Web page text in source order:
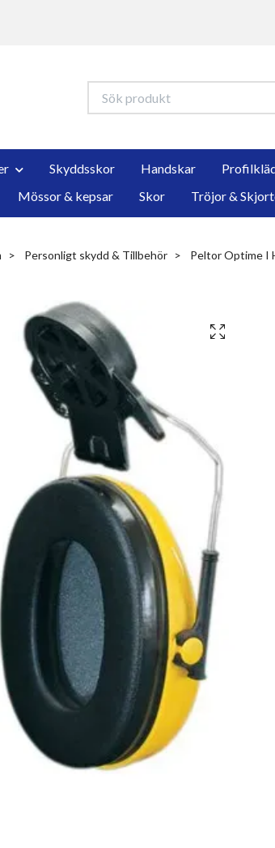
Skyddsskor Handskar
Mössor & kepsar
Skor Tröjor &
Personligt skydd & Tillbehör Peltor Optime I